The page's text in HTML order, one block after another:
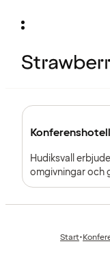
Hudiksvall
omgivningar och
Start•